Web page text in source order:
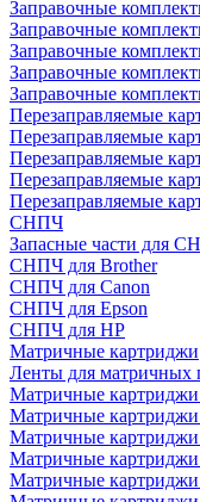
Заправочные
Заправочные
Заправочные
Заправочные
Заправочные
Перезаправляемые
Перезаправляемые
Перезаправляемые
Перезаправляемые
Перезаправляемые
СНПЧ
Запасные части для
СНПЧ для Brother
СНПЧ для Canon
СНПЧ для Epson
СНПЧ для HP
Матричные картриджи
Ленты для матричных
Матричные
Матричные картриджи
Матричные
Матричные
Матричные